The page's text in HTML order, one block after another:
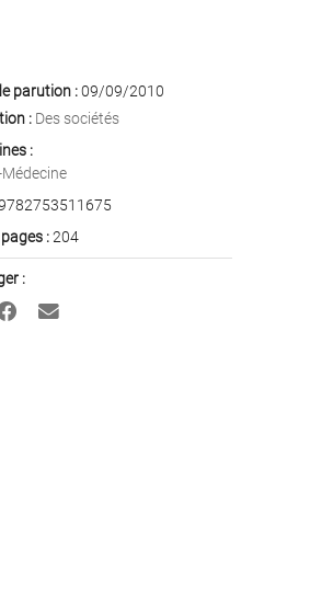
parution :09/09/2010
: Des sociétés
:
:204
: